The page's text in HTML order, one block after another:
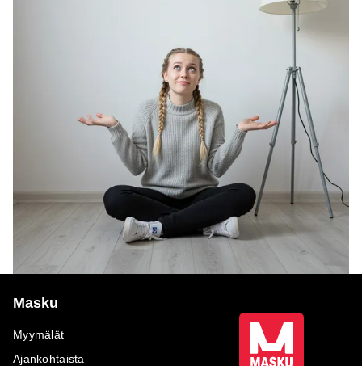
Masku
Myymälät
Ajankohtaista